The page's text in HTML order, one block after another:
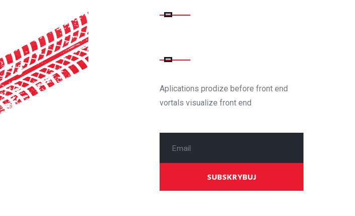
Aplications prodize before front end
vortals visualize front end
SUBSKRYBUJ